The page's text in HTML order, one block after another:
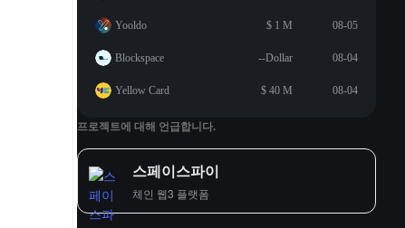
Yooldo $ 1 M 08-05
Blockspace --Dollar 08-04
Yellow Card $ 40 M 08-04
프로젝트에 대해 언급합니다.
스페이스파이
체인 웹3 플랫폼